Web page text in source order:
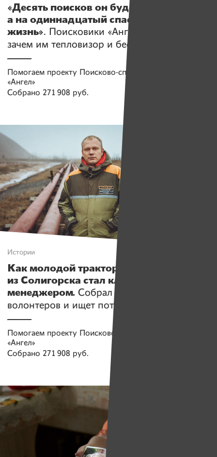
«Десять поисков он будет не нужен,
а на одиннадцатый спасет кому-то
жизнь». Поисковики «Ангела» рассказали,
зачем им тепловизор и беспилотник
Помогаем проекту Поисково-спасательный отряд
«Ангел»
Собрано 271 908 руб.
Истории
Как молодой тракторист
из Солигорска стал классным
менеджером. Собрал полсотни
волонтеров и ищет потерявшихся людей
Помогаем проекту Поисково-спасательный отряд
«Ангел»
Собрано 271 908 руб.